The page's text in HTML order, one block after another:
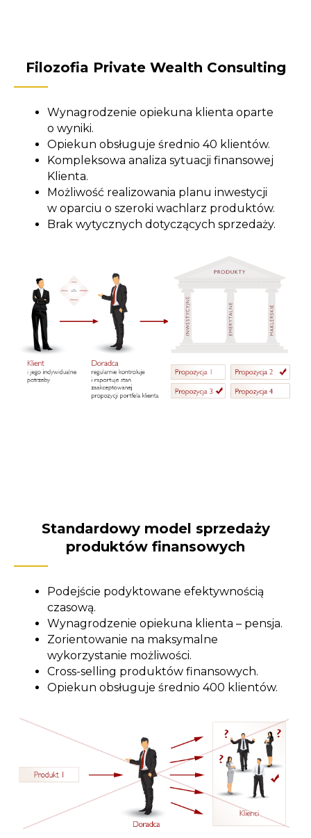
Filozofia Private Wealth Consulting
Wynagrodzenie opiekuna klienta oparte
o wyniki.
Opiekun obsługuje średnio 40 klientów.
Kompleksowa analiza sytuacji finansowej
Klienta.
Możliwość realizowania planu inwestycji
w oparciu o szeroki wachlarz produktów.
Brak wytycznych dotyczących sprzedaży.
Standardowy model sprzedaży
produktów finansowych
Podejście podyktowane efektywnością
czasową.
Wynagrodzenie opiekuna klienta – pensja.
Zorientowanie na maksymalne
wykorzystanie możliwości.
Cross-selling produktów finansowych.
Opiekun obsługuje średnio 400 klientów.